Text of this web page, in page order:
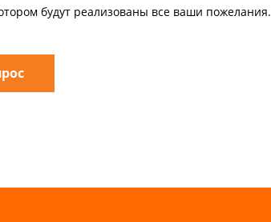
будут реализованы все ваши пожелания.